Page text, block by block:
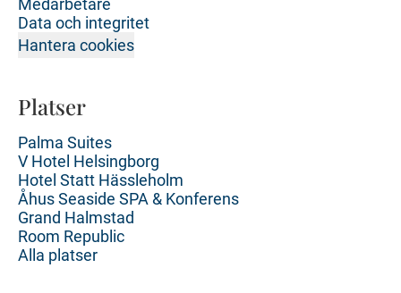
Medarbetare
Data och integritet
Hantera cookies
Platser
Palma Suites
V Hotel Helsingborg
Hotel Statt Hässleholm
Åhus Seaside SPA & Konferens
Grand Halmstad
Room Republic
Alla platser